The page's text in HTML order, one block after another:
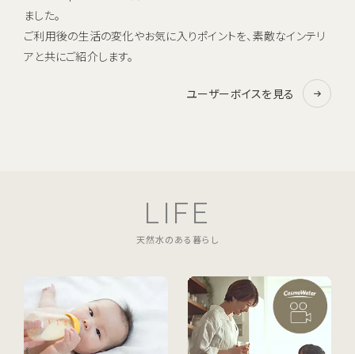
ました。
ご利用後の生活の変化やお気に入りポイントを、素敵なインテリ
アと共にご紹介します。
ユーザーボイスを見る
LIFE
天然水のある暮らし